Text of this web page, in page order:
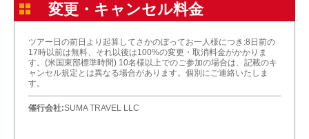
変更・キャンセル料金
ツアー日の前日より起算してさかのぼってお一人様につき:8日前の
17時以前は無料、それ以後は100%の変更・取消料金がかかりま
す。(米国東部標準時間) 10名様以上でのご参加の場合は、記載のキ
ャンセル規定とは異なる場合があります。個別にご連絡いたしま
す。
催行会社:SUMA TRAVEL LLC